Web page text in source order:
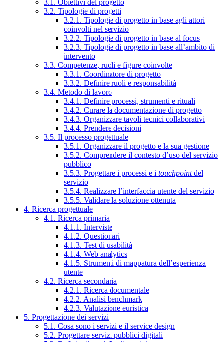
3.1. Obiettivi del progetto
3.2. Tipologie di progetti
3.2.1. Tipologie di progetto in base agli attori
coinvolti nel servizio
3.2.2. Tipologie di progetto in base al focus
3.2.3. Tipologie di progetto in base all’ambito di
intervento
3.3. Competenze, ruoli e figure coinvolte
3.3.1. Coordinatore di progetto
3.3.2. Definire ruoli e responsabilità
3.4. Metodo di lavoro
3.4.1. Definire processi, strumenti e rituali
3.4.2. Curare la documentazione di progetto
3.4.3. Organizzare tavoli tecnici collaborativi
3.4.4. Prendere decisioni
3.5. Il processo progettuale
3.5.1. Organizzare il progetto e la sua gestione
3.5.2. Comprendere il contesto d’uso del servizio
pubblico
3.5.3. Progettare i processi e i touchpointdel
servizio
3.5.4. Realizzare l’interfaccia utente del servizio
3.5.5. Validare la soluzione ottenuta
4. Ricerca progettuale
4.1. Ricerca primaria
4.1.1. Interviste
4.1.2. Questionari
4.1.3. Test di usabilità
4.1.4. Web analytics
4.1.5. Strumenti di mappatura dell’esperienza
utente
4.2. Ricerca secondaria
4.2.1. Ricerca documentale
4.2.2. Analisi benchmark
4.2.3. Valutazione euristica
5. Progettazione dei servizi
5.1. Cosa sono i servizi e il service design
5.2. Progettare servizi pubblici digitali